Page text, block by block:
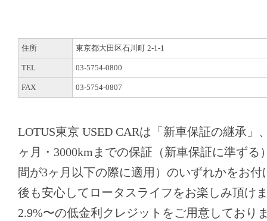
住所 東京都大田区石川町 2-1-1
TEL 03-5754-0800
FAX 03-5754-0807
LOTUS東京 USED CARは「新車保証の継承」
ヶ月・3000kmまでの保証（新車保証に準ずる
間が3ヶ月以下の際に適用）のいずれかをお
後も安心してロータスライフをお楽しみ頂け
2.9%〜の低金利クレジットをご用意しており